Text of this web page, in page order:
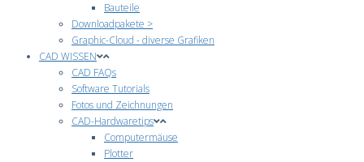
Bauteile
Downloadpakete >
Graphic-Cloud - diverse Grafiken
CAD WISSEN
CAD FAQs
Software Tutorials
Fotos und Zeichnungen
CAD-Hardwaretips
Computermäuse
Plotter